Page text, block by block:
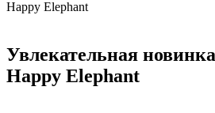
Happy Elephant
Увлекательная
Happy Elephant